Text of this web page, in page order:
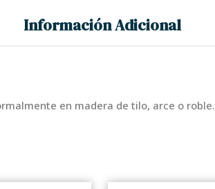
Información Adicional
en madera de tilo, arce o roble.